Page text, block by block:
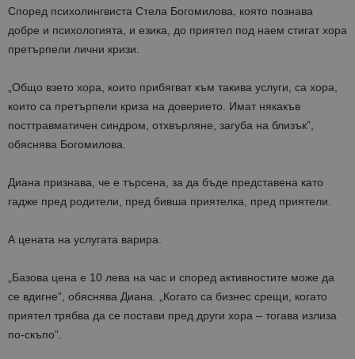
Според психолингвиста Стела Богомилова, която познава
добре и психологията, и езика, до приятел под наем стигат хора
претърпели лични кризи.
„Общо взето хора, които прибягват към такива услуги, са хора,
които са претърпели криза на доверието. Имат някакъв
посттравматичен синдром, отхвърляне, загуба на близък”,
обяснява Богомилова.
Диана признава, че е търсена, за да бъде представена като
гадже пред родители, пред бивша приятелка, пред приятели.
А цената на услугата варира.
„Базова цена е 10 лева на час и според активностите може да
се вдигне”, обяснява Диана. „Когато са бизнес срещи, когато
приятел трябва да се постави пред други хора – тогава излиза
по-скъпо”.